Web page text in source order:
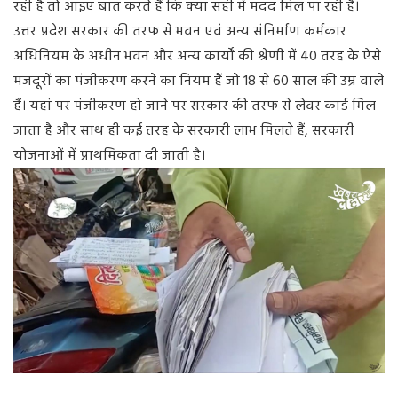
रही है तो आइए बात करते हैं कि क्या सही में मदद मिल पा रही हैं।
उत्तर प्रदेश सरकार की तरफ से भवन एवं अन्य संनिर्माण कर्मकार
अधिनियम के अधीन भवन और अन्य कार्यों की श्रेणी में 40 तरह के ऐसे
मजदूरों का पंजीकरण करने का नियम हैं जो 18 से 60 साल की उम्र वाले
हैं। यहां पर पंजीकरण हो जाने पर सरकार की तरफ से लेवर कार्ड मिल
जाता है और साथ ही कई तरह के सरकारी लाभ मिलते हैं, सरकारी
योजनाओं में प्राथमिकता दी जाती है।